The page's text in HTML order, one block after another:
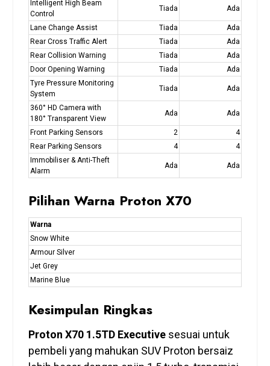
Intelligent High Beam
Control
Tiada Ada
Lane Change Assist Tiada
Ada
Rear Cross Traffic Alert
Tiada
Ada
Rear Collision Warning
Tiada
Ada
Door Opening Warning
Tiada
Ada
Tyre Pressure Monitoring
System
Tiada Ada
360° HD Camera with
180° Transparent View
Ada Ada
Front Parking Sensors 2
4
Rear Parking Sensors
4
4
Immobiliser & Anti-Theft
Alarm
Ada Ada
Pilihan Warna Proton X70
Warna
Snow White
Armour Silver
Jet Grey
Marine Blue
Kesimpulan Ringkas
Proton X70 1.5TD Executivesesuai untuk
pembeli yang mahukan SUV Proton bersaiz